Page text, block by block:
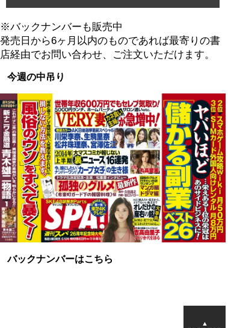
※バックナンバーも販売中
発売日から6ヶ月以内のものであれば最寄りの書
店経由でお問い合わせ、ご注文いただけます。
今週の中吊り
バックナンバーはこちら
▲